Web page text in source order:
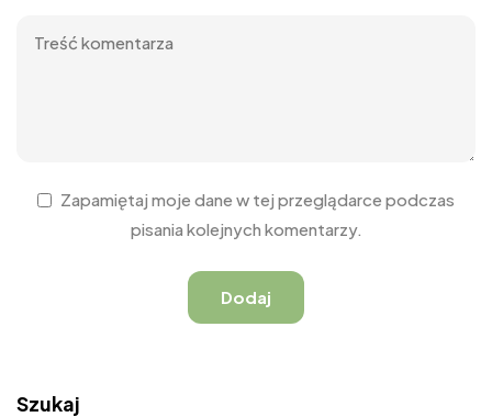
Zapamiętaj moje dane w tej przeglądarce podczas
pisania kolejnych komentarzy.
Szukaj